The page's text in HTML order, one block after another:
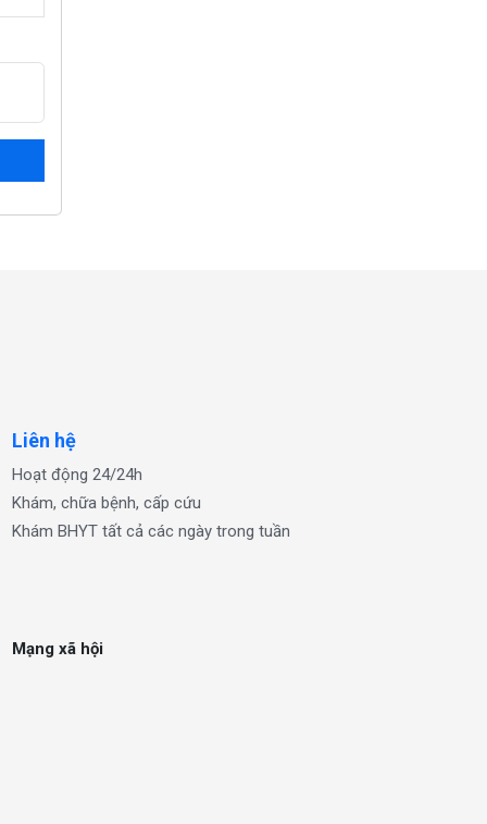
Liên hệ
Hoạt động 24/24h
Khám, chữa bệnh, cấp cứu
Khám BHYT tất cả các ngày trong tuần
Mạng xã hội